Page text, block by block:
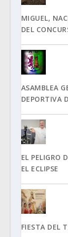
MIGUEL,
DEL
ASAMBLEA
DEPORTIVA
EL PELIGRO
EL ECLIPSE
FIESTA DEL